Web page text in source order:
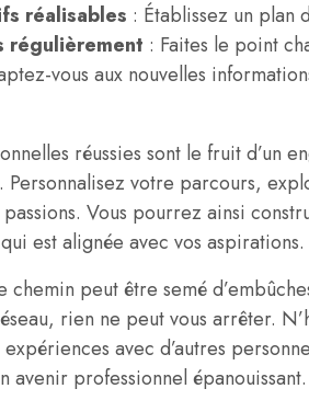
réalisables : Établissez un plan
régulièrement : Faites le point
vous aux nouvelles
réussies sont le fruit d’un
votre parcours,
Vous pourrez ainsi
est alignée avec vos aspirations.
peut être semé
rien ne peut vous arrêter.
avec d’autres
avenir professionnel épanouissant.